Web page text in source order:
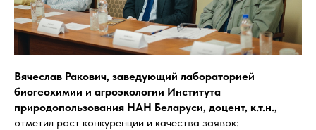
Вячеслав Ракович, заведующий лабораторией
биогеохимии и агроэкологии Института
природопользования НАН Беларуси, доцент, к.т.н.,
отметил рост конкуренции и качества заявок: